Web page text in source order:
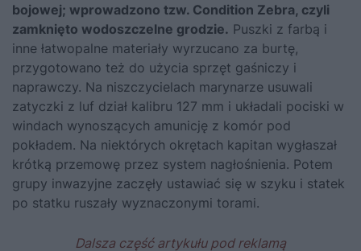
bojowej; wprowadzono tzw. Condition Zebra, czyli
zamknięto wodoszczelne grodzie. Puszki z farbą i
inne łatwopalne materiały wyrzucano za burtę,
przygotowano też do użycia sprzęt gaśniczy i
naprawczy. Na niszczycielach marynarze usuwali
zatyczki z luf dział kalibru 127 mm i układali pociski w
windach wynoszących amunicję z komór pod
pokładem. Na niektórych okrętach kapitan wygłaszał
krótką przemowę przez system nagłośnienia. Potem
grupy inwazyjne zaczęły ustawiać się w szyku i statek
po statku ruszały wyznaczonymi torami.